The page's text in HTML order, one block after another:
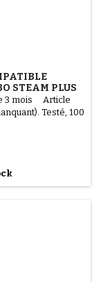
STEAM PLUS
3 mois Article
Testé, 100
le stérilisateur